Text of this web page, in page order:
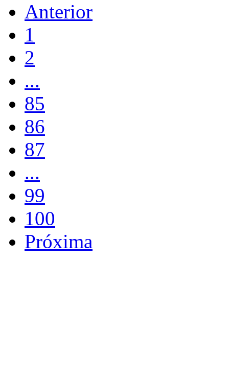
Anterior
1
2
...
85
86
87
...
99
100
Próxima